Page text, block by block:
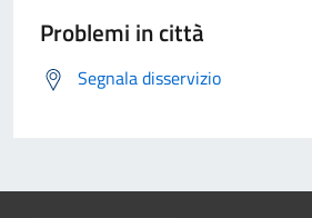
Problemi in città
Segnala disservizio